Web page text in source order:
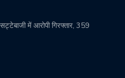
सट्टेबाजी में आरोपी गिरफ्तार, 359